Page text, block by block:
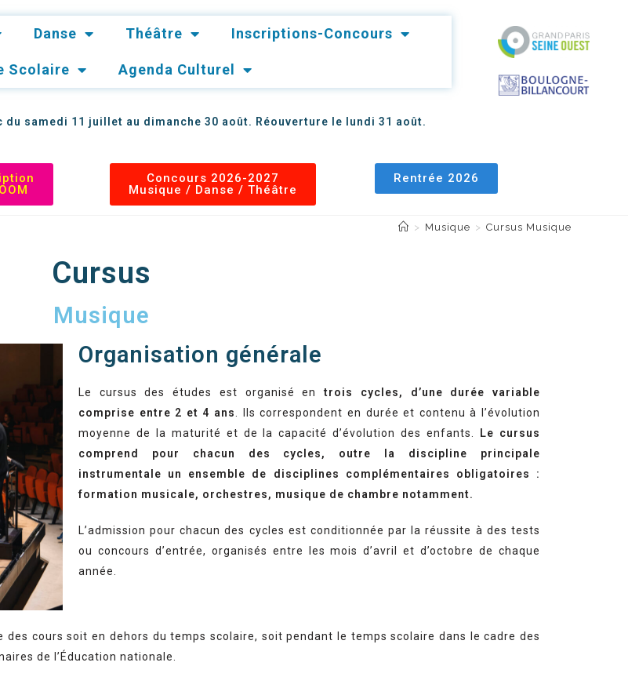
Danse Théâtre Inscriptions-Concours
Scolaire Agenda Culturel
samedi 11 juillet au dimanche 30 août. Réouverture le lundi 31 août.
Concours 2026-2027
Musique / Danse / Théâtre
Rentrée 2026
> Musique > Cursus Musique
Cursus
Musique
Organisation générale
Le cursus des études est organisé entrois cycles, d’une durée variable
comprise entre 2 et 4 ans
. Ils correspondent en durée et contenu à l’évolution
moyenne de la maturité et de la capacité d’évolution des enfants.
Le cursus
comprend pour chacun des cycles, outre la discipline principale
instrumentale un ensemble de disciplines complémentaires obligatoires :
formation musicale, orchestres, musique de chambre notamment.
L’admission pour chacun des cycles est conditionnée par la réussite à des tests
ou concours d’entrée, organisés entre les mois d’avril et d’octobre de chaque
année.
des cours soit en dehors du temps scolaire, soit pendant le temps scolaire dans le cadre des
de l’Éducation nationale.